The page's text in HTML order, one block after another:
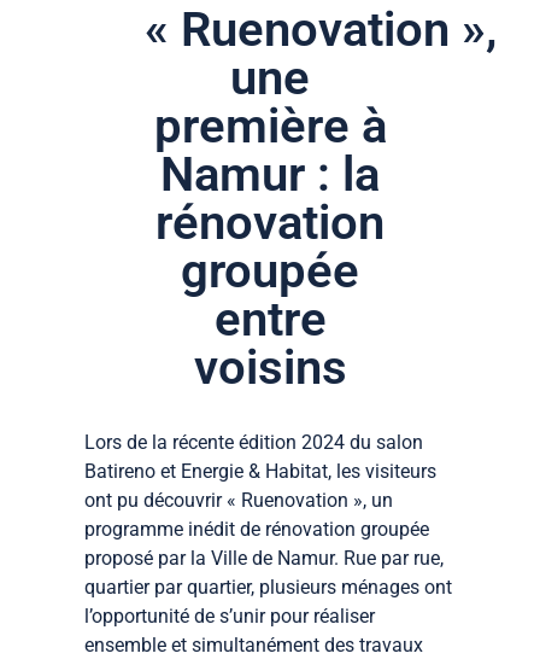
« Ruenovation »,
une
première à
Namur : la
rénovation
groupée
entre
voisins
Lors de la récente édition 2024 du salon
Batireno et Energie & Habitat, les visiteurs
ont pu découvrir « Ruenovation », un
programme inédit de rénovation groupée
proposé par la Ville de Namur. Rue par rue,
quartier par quartier, plusieurs ménages ont
l’opportunité de s’unir pour réaliser
ensemble et simultanément des travaux